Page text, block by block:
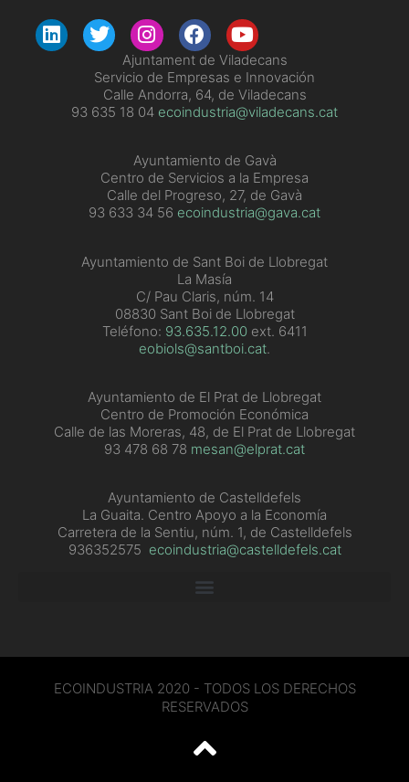
Ajuntament de Viladecans
Servicio de Empresas e Innovación
Calle Andorra, 64, de Viladecans
93 635 18 04 ecoindustria@viladecans.cat
Ayuntamiento de Gavà
Centro de Servicios a la Empresa
Calle del Progreso, 27, de Gavà
93 633 34 56 ecoindustria@gava.cat
Ayuntamiento de Sant Boi de Llobregat
La Masía
C/ Pau Claris, núm. 14
08830 Sant Boi de Llobregat
Teléfono: 93.635.12.00ext. 6411
eobiols@santboi.cat
Ayuntamiento de El Prat de Llobregat
Centro de Promoción Económica
Calle de las Moreras, 48, de El Prat de Llobregat
93 478 68 78 mesan@elprat.cat
Ayuntamiento de Castelldefels
La Guaita. Centro Apoyo a la Economía
Carretera de la Sentiu, núm. 1, de Castelldefels
936352575 ecoindustria@castelldefels.cat
ECOINDUSTRIA 2020 - TODOS LOS DERECHOS
RESERVADOS